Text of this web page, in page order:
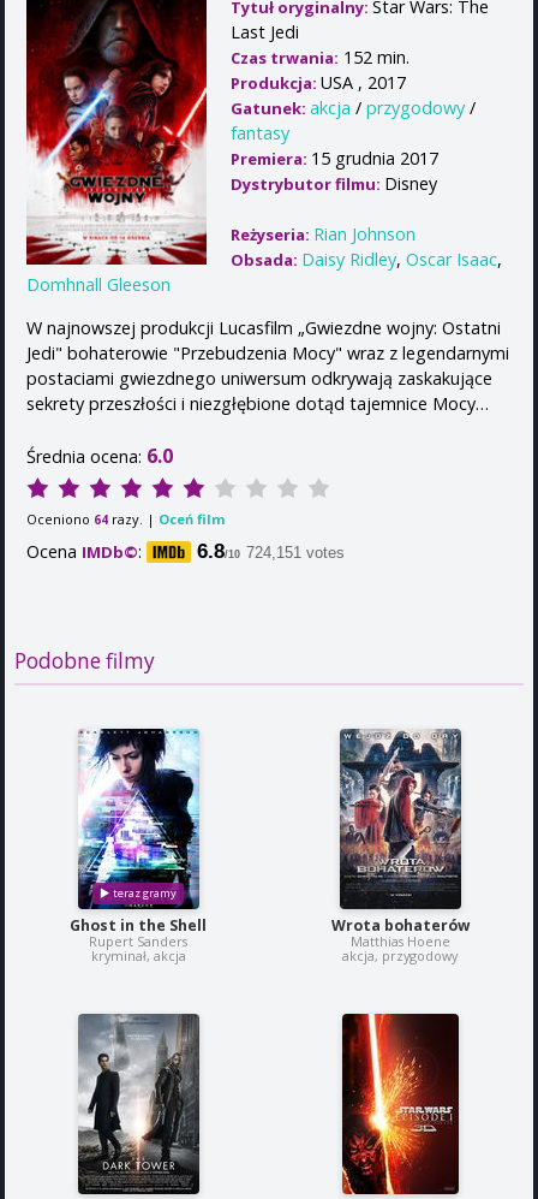
Tytuł oryginalny: Star Wars: The
Last Jedi
Czas trwania: 152 min.
Produkcja: USA , 2017
Gatunek: akcja / przygodowy /
fantasy
Premiera: 15 grudnia 2017
Dystrybutor filmu: Disney
Reżyseria: Rian Johnson
Obsada: Daisy Ridley, Oscar Isaac,
Domhnall Gleeson
W najnowszej produkcji Lucasfilm „Gwiezdne wojny: Ostatni
Jedi" bohaterowie "Przebudzenia Mocy" wraz z legendarnymi
postaciami gwiezdnego uniwersum odkrywają zaskakujące
sekrety przeszłości i niezgłębione dotąd tajemnice Mocy…
Średnia ocena: 6.0
Oceniono 64 razy. | Oceń film
Ocena IMDb©: 6.8/10 724,151 votes
Podobne filmy
Ghost in the Shell
Rupert Sanders
kryminał, akcja
Wrota bohaterów
Matthias Hoene
akcja, przygodowy